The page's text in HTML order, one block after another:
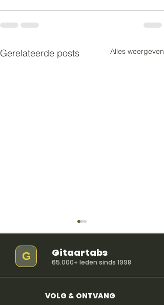
Gerelateerde posts Alles weergeven
G Gitaartabs
65.000+ leden sinds 1998
VOLG & ONTVANG